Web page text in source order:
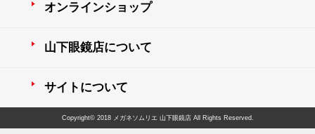
オンラインショップ
山下眼鏡店について
サイトについて
Copyright© 2018 メガネソムリエ 山下眼鏡店 All Rights Reserved.